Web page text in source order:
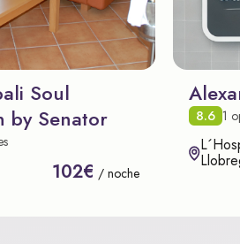
Soul
by Senator
102€ / noche
8.6 1